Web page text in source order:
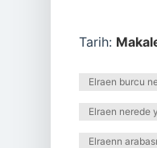
Tarih:
Elraen burcu
Elraen nerede
Elraenn